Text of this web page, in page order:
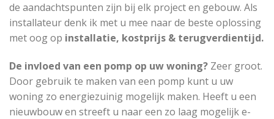
de aandachtspunten zijn bij elk project en gebouw. Als
installateur denk ik met u mee naar de beste oplossing
met oog op installatie, kostprijs & terugverdientijd.
De invloed van een pomp op uw woning? Zeer groot.
Door gebruik te maken van een pomp kunt u uw
woning zo energiezuinig mogelijk maken. Heeft u een
nieuwbouw en streeft u naar een zo laag mogelijk e-